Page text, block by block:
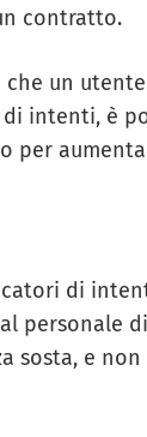
contratto.
un
intenti, è
per
di
personale
sosta, e